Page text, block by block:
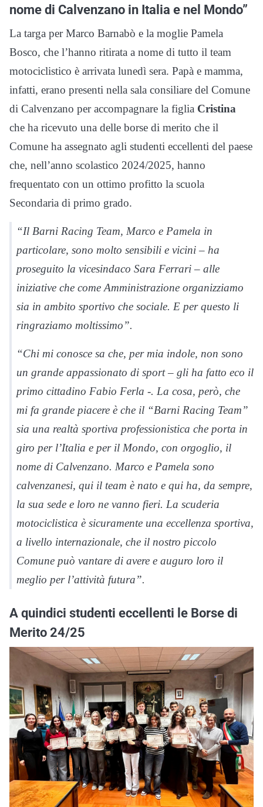
nome di Calvenzano in Italia e nel Mondo”
La targa per Marco Barnabò e la moglie Pamela
Bosco, che l’hanno ritirata a nome di tutto il team
motociclistico è arrivata lunedì sera. Papà e mamma,
infatti, erano presenti nella sala consiliare del Comune
di Calvenzano per accompagnare la figlia Cristina
che ha ricevuto una delle borse di merito che il
Comune ha assegnato agli studenti eccellenti del paese
che, nell’anno scolastico 2024/2025, hanno
frequentato con un ottimo profitto la scuola
Secondaria di primo grado.
“Il Barni Racing Team, Marco e Pamela in
particolare, sono molto sensibili e vicini – ha
proseguito la vicesindaco Sara Ferrari – alle
iniziative che come Amministrazione organizziamo
sia in ambito sportivo che sociale. E per questo li
ringraziamo moltissimo”.
“Chi mi conosce sa che, per mia indole, non sono
un grande appassionato di sport – gli ha fatto eco il
primo cittadino Fabio Ferla -. La cosa, però, che
mi fa grande piacere è che il “Barni Racing Team”
sia una realtà sportiva professionistica che porta in
giro per l’Italia e per il Mondo, con orgoglio, il
nome di Calvenzano. Marco e Pamela sono
calvenzanesi, qui il team è nato e qui ha, da sempre,
la sua sede e loro ne vanno fieri. La scuderia
motociclistica è sicuramente una eccellenza sportiva,
a livello internazionale, che il nostro piccolo
Comune può vantare di avere e auguro loro il
meglio per l’attività futura”.
A quindici studenti eccellenti le Borse di
Merito 24/25